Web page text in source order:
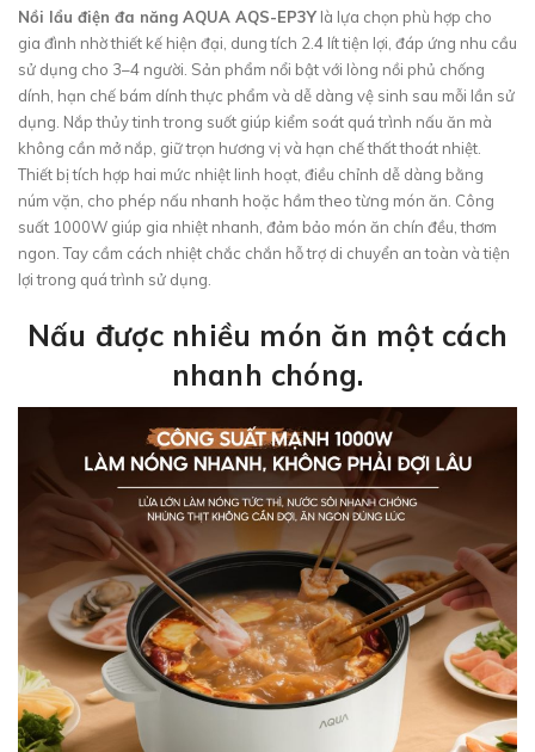
Nồi lẩu điện đa năng AQUA AQS-EP3Y là lựa chọn phù hợp cho
gia đình nhờ thiết kế hiện đại, dung tích 2.4 lít tiện lợi, đáp ứng nhu cầu
sử dụng cho 3–4 người. Sản phẩm nổi bật với lòng nồi phủ chống
dính, hạn chế bám dính thực phẩm và dễ dàng vệ sinh sau mỗi lần sử
dụng. Nắp thủy tinh trong suốt giúp kiểm soát quá trình nấu ăn mà
không cần mở nắp, giữ trọn hương vị và hạn chế thất thoát nhiệt.
Thiết bị tích hợp hai mức nhiệt linh hoạt, điều chỉnh dễ dàng bằng
núm vặn, cho phép nấu nhanh hoặc hầm theo từng món ăn. Công
suất 1000W giúp gia nhiệt nhanh, đảm bảo món ăn chín đều, thơm
ngon. Tay cầm cách nhiệt chắc chắn hỗ trợ di chuyển an toàn và tiện
lợi trong quá trình sử dụng.
Nấu được nhiều món ăn một cách
nhanh chóng.